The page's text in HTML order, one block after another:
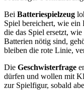
Bei Batteriespielzeug
Spiel bereichert, wie ein
die das Spiel ersetzt,
Batterien nötig sind,
bleiben die rote Linie,
Die Geschwisterfrage
dürfen und wollen mit
zur Spielfigur, sobald